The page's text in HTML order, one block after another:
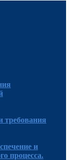
требования
и
процесса.